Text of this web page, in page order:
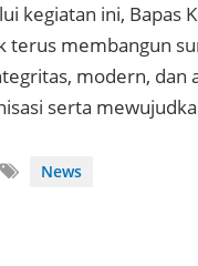
kegiatan ini, Bapas
terus membangun
modern, dan
serta
News